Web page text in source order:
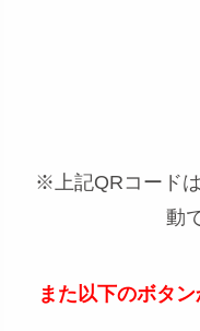
※上記QRコードは
動
また以下のボタ